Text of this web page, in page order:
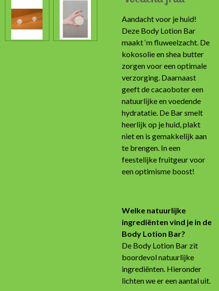
Aandacht voor je huid!
Deze Body Lotion Bar
maakt ‘m fluweelzacht. De
kokosolie en shea butter
zorgen voor een optimale
verzorging. Daarnaast
geeft de cacaoboter een
natuurlijke en voedende
hydratatie. De Bar smelt
heerlijk op je huid, plakt
niet en is gemakkelijk aan
te brengen. In een
feestelijke fruitgeur voor
een optimisme boost!
Welke natuurlijke
ingrediënten vind je in de
Body Lotion Bar?
De Body Lotion Bar zit
boordevol natuurlijke
ingrediënten. Hieronder
lichten we er een aantal uit.